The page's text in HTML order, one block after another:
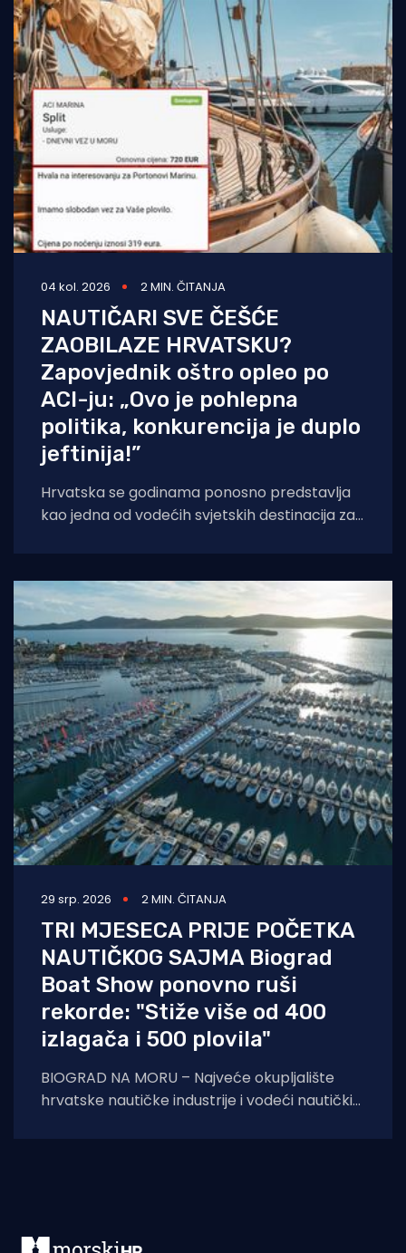
04 kol. 2026 2 MIN. ČITANJA
NAUTIČARI SVE ČEŠĆE
ZAOBILAZE HRVATSKU?
Zapovjednik oštro opleo po
ACI-ju: „Ovo je pohlepna
politika, konkurencija je duplo
jeftinija!”
Hrvatska se godinama ponosno predstavlja
kao jedna od vodećih svjetskih destinacija za
29 srp. 2026 2 MIN. ČITANJA
TRI MJESECA PRIJE POČETKA
NAUTIČKOG SAJMA Biograd
Boat Show ponovno ruši
rekorde: "Stiže više od 400
izlagača i 500 plovila"
BIOGRAD NA MORU – Najveće okupljalište
hrvatske nautičke industrije i vodeći nautički